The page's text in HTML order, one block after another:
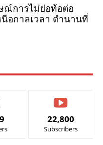
ณ์การไม่ย่อท้อต่อ
อกาลเวลา ตำนานที่
22,800
Subscribers